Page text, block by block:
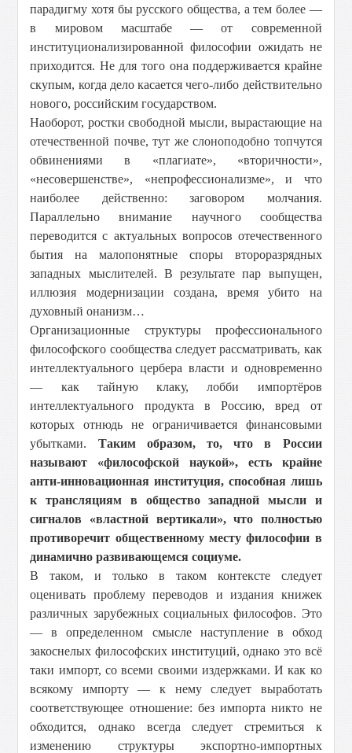
парадигму хотя бы русского общества, а тем более —
в мировом масштабе — от современной
институционализированной философии ожидать не
приходится. Не для того она поддерживается крайне
скупым, когда дело касается чего-либо действительно
нового, российским государством.
Наоборот, ростки свободной мысли, вырастающие на
отечественной почве, тут же слоноподобно топчутся
обвинениями в «плагиате», «вторичности»,
«несовершенстве», «непрофессионализме», и что
наиболее действенно: заговором молчания.
Параллельно внимание научного сообщества
переводится с актуальных вопросов отечественного
бытия на малопонятные споры второразрядных
западных мыслителей. В результате пар выпущен,
иллюзия модернизации создана, время убито на
духовный онанизм…
Организационные структуры профессионального
философского сообщества следует рассматривать, как
интеллектуального цербера власти и одновременно
— как тайную клаку, лобби импортёров
интеллектуального продукта в Россию, вред от
которых отнюдь не ограничивается финансовыми
убытками. Таким образом, то, что в России
называют «философской наукой», есть крайне
анти-инновационная институция, способная лишь
к трансляциям в общество западной мысли и
сигналов «властной вертикали», что полностью
противоречит общественному месту философии в
динамично развивающемся социуме.
В таком, и только в таком контексте следует
оценивать проблему переводов и издания книжек
различных зарубежных социальных философов. Это
— в определенном смысле наступление в обход
закоснелых философских институций, однако это всё
таки импорт, со всеми своими издержками. И как ко
всякому импорту — к нему следует выработать
соответствующее отношение: без импорта никто не
обходится, однако всегда следует стремиться к
изменению структуры экспортно-импортных